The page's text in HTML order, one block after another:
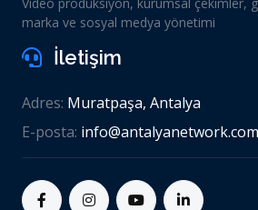
marka ve sosyal medya yönetimi
İletişim
Adres: Muratpaşa, Antalya
E-posta: info@antalyanetwork.com